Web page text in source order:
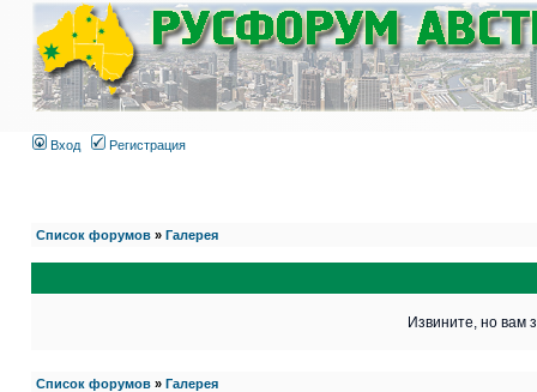
Вход Регистрация
Список форумов » Галерея
Извините, но вам
Список форумов » Галерея